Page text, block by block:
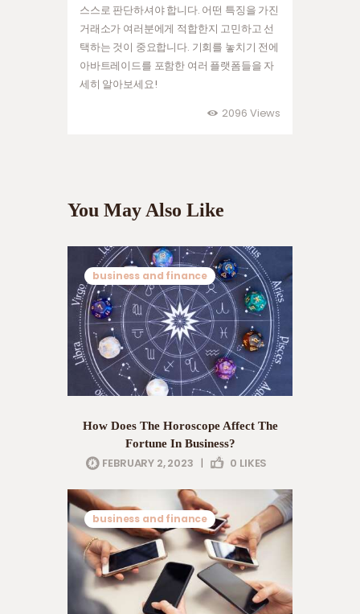
스스로 판단하셔야 합니다. 어떤 특징을 가진
거래소가 여러분에게 적합한지 고민하고 선
택하는 것이 중요합니다. 기회를 놓치기 전에
아바트레이드를 포함한 여러 플랫폼들을 자
세히 알아보세요!
2096 Views
You May Also Like
business and finance
How Does The Horoscope Affect The
Fortune In Business?
FEBRUARY 2, 2023 | 0 LIKES
business and finance